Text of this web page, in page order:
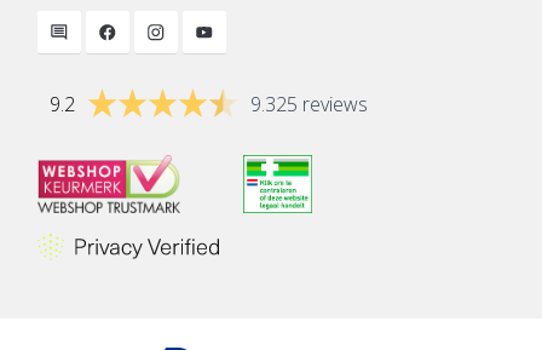
9.2 9.325 reviews